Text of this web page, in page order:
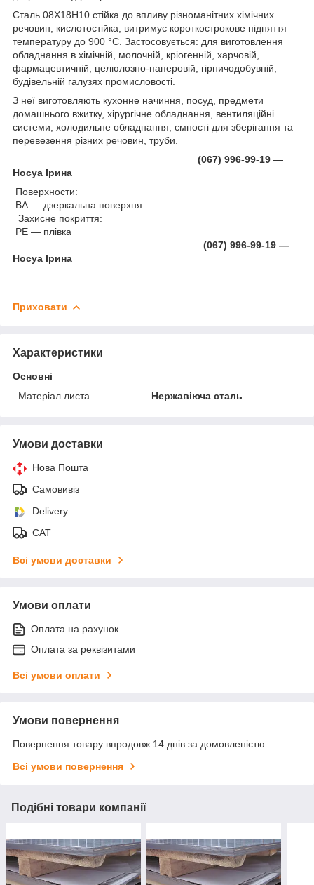
Сталь 08Х18Н10 стійка до впливу різноманітних хімічних
речовин, кислотостійка, витримує короткострокове підняття
температуру до 900 °C. Застосовується: для виготовлення
обладнання в хімічній, молочній, кріогенній, харчовій,
фармацевтичній, целюлозно-паперовій, гірничодобувній,
будівельній галузях промисловості.
З неї виготовляють кухонне начиння, посуд, предмети
домашнього вжитку, хірургічне обладнання, вентиляційні
системи, холодильне обладнання, ємності для зберігання та
перевезення різних речовин, труби.
(067) 996-99-19 —
Носуа Ірина
Поверхности:
ВА — дзеркальна поверхня
Захисне покриття:
PЕ — плівка
(067) 996-99-19 —
Носуа Ірина
Приховати
Характеристики
Основні
Матеріал листа
Нержавіюча сталь
Умови доставки
Нова Пошта
Самовивіз
Delivery
САТ
Всі умови доставки
Умови оплати
Оплата на рахунок
Оплата за реквізитами
Всі умови оплати
Умови повернення
Повернення товару впродовж 14 днів за домовленістю
Всі умови повернення
Подібні товари компанії